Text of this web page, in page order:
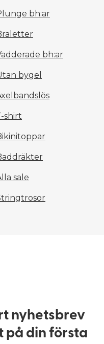
bh:ar
bh:ar
bygel
shirt
sale
nyhetsbrev
på din första